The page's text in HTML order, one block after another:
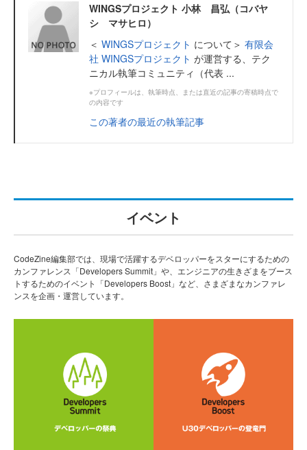
WINGSプロジェクト 小林 昌弘（コバヤ
シ マサヒロ）
＜ WINGSプロジェクト について＞ 有限会
社 WINGSプロジェクト が運営する、テク
ニカル執筆コミュニティ（代表 ...
※プロフィールは、執筆時点、または直近の記事の寄稿時点で
の内容です
この著者の最近の執筆記事
イベント
CodeZine編集部では、現場で活躍するデベロッパーをスターにするための
カンファレンス「Developers Summit」や、エンジニアの生きざまをブース
トするためのイベント「Developers Boost」など、さまざまなカンファレ
ンスを企画・運営しています。